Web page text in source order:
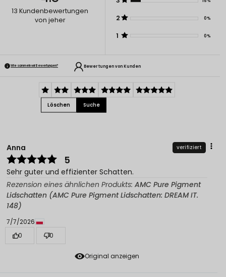
13 Kundenbewertungen
von jeher
2 0%
1 0%
Wie sammeln wir Bewertungen? Bewertungen von Kunden
Löschen Suche
Original anzeigen
Anna verifiziert
5
Sehr guter und effizienter Schatten.
Rezension eines ähnlichen Produkts: AMC Pure Pigment
Lidschatten (AMC Pure Pigment Lidschatten: DREAM IT.
148)
7/7/2026
0
0